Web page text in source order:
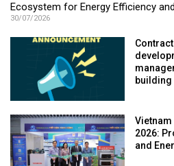
Ecosystem for Energy Efficiency
30/07/2026
building
Vietnam
2026:
and